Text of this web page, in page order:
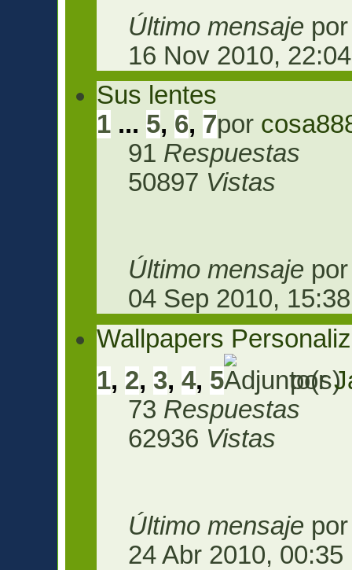
Último mensaje
16 Nov 2010, 22:04
Sus lentes
1 ... 5, 6, 7por
91 Respuestas
50897 Vistas
Último mensaje
04 Sep 2010, 15:38
Wallpapers
1, 2, 3,4, 5 por
73 Respuestas
62936 Vistas
Último mensaje
24 Abr 2010, 00:35